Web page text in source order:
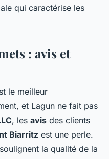
qui caractérise les
: avis et
le meilleur
et Lagun ne fait pas
, les avis des clients
Biarritz est une perle.
la qualité de la